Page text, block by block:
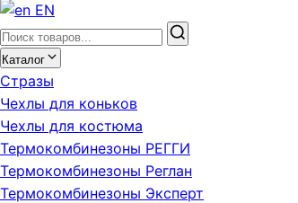
EN
Каталог
Стразы
Чехлы для коньков
Чехлы для костюма
Термокомбинезоны РЕГГИ
Термокомбинезоны Реглан
Термокомбинезоны Эксперт